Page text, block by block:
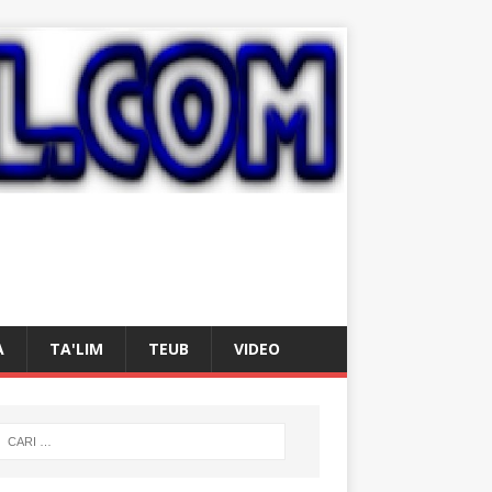
TA'LIM TEUB VIDEO